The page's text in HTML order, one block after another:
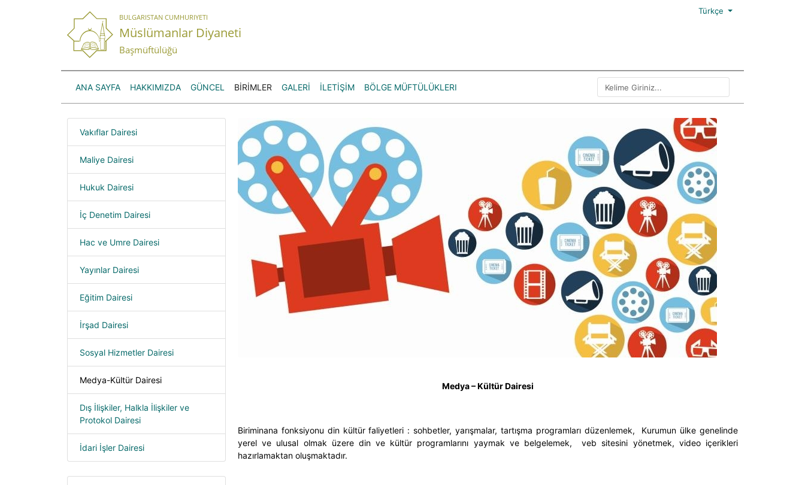
BULGARISTAN CUMHURIYETI
Müslümanlar Diyaneti
Başmüftülüğü
Türkçe
ANA SAYFA HAKKIMIZDA GÜNCEL BİRİMLER GALERİ İLETİŞİM BÖLGE MÜFTÜLÜKLERI
Vakıflar Dairesi
Maliye Dairesi
Hukuk Dairesi
İç Denetim Dairesi
Hac ve Umre Dairesi
Yayınlar Dairesi
Eğitim Dairesi
İrşad Dairesi
Sosyal Hizmetler Dairesi
Medya-Kültür Dairesi
Dış İlişkiler, Halkla İlişkiler ve
Protokol Dairesi
İdari İşler Dairesi
Medya – Kültür Dairesi
Biriminana fonksiyonu din kültür faliyetleri : sohbetler, yarışmalar, tartışma programları düzenlemek, Kurumun ülke genelinde
yerel ve ulusal olmak üzere din ve kültür programlarını yaymak ve belgelemek, veb sitesini yönetmek, video içerikleri
hazırlamaktan oluşmaktadır.